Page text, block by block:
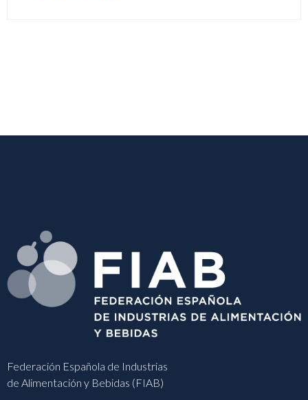
Federación Española de Industrias
de Alimentación y Bebidas (FIAB)